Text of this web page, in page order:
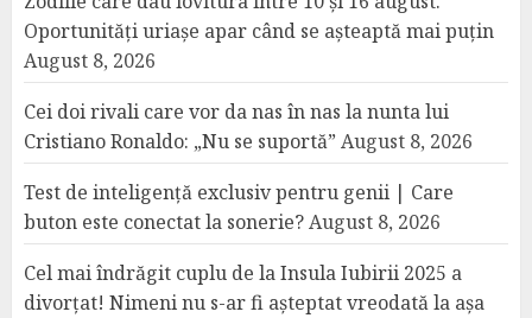
Oportunități uriașe apar când se așteaptă mai puțin
August 8, 2026
Cei doi rivali care vor da nas în nas la nunta lui
Cristiano Ronaldo: „Nu se suportă” August 8, 2026
Test de inteligență exclusiv pentru genii | Care
buton este conectat la sonerie?August 8, 2026
Cel mai îndrăgit cuplu de la Insula Iubirii 2025 a
divorțat! Nimeni nu s-ar fi așteptat vreodată la așa